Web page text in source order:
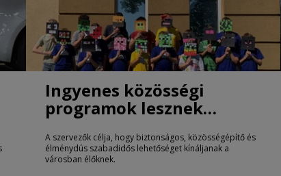
Ingyenes közösségi
programok lesznek
Nyíregyházán
A szervezők célja, hogy biztonságos, közösségépítő és
élménydús szabadidős lehetőséget kínáljanak a
városban élőknek.